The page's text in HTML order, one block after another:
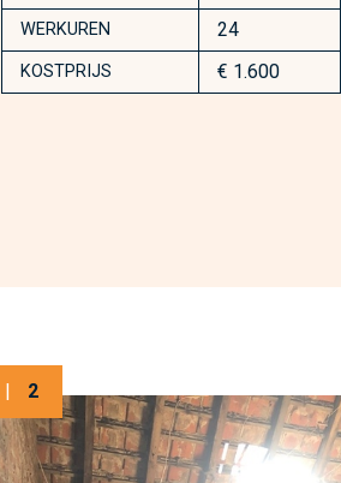
WERKUREN 24
KOSTPRIJS € 1.600
| 2